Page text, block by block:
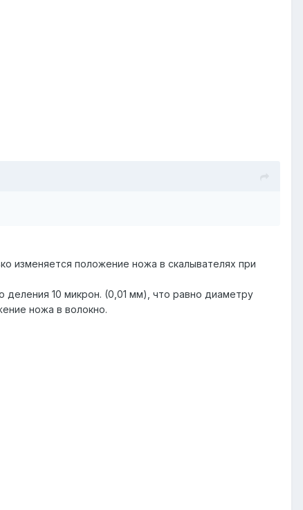
изменяется положение ножа в скалывателях при
деления 10 микрон. (0,01 мм), что равно диаметру
ножа в волокно.